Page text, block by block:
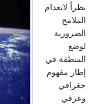
نظراً لانعدام
الملامح
الضرورية
لوضع
المنطقة في
إطار مفهوم
جغرافي
وعرقي